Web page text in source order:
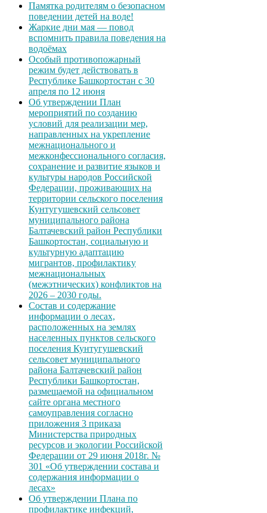
Памятка родителям о безопасном
поведении детей на воде!
Жаркие дни мая — повод
вспомнить правила поведения на
водоёмах
Особый противопожарный
режим будет действовать в
Республике Башкортостан с 30
апреля по 12 июня
Об утверждении План
мероприятий по созданию
условий для реализации мер,
направленных на укрепление
межнационального и
межконфессионального согласия,
сохранение и развитие языков и
культуры народов Российской
Федерации, проживающих на
территории сельского поселения
Кунтугушевский сельсовет
муниципального района
Балтачевский район Республики
Башкортостан, социальную и
культурную адаптацию
мигрантов, профилактику
межнациональных
(межэтнических) конфликтов на
2026 – 2030 годы.
Состав и содержание
информации о лесах,
расположенных на землях
населенных пунктов сельского
поселения Кунтугушевский
сельсовет муниципального
района Балтачевский район
Республики Башкортостан,
размещаемой на официальном
сайте органа местного
самоуправления согласно
приложения 3 приказа
Министерства природных
ресурсов и экологии Российской
Федерации от 29 июня 2018г. №
301 «Об утверждении состава и
содержания информации о
лесах»
Об утверждении Плана по
профилактике инфекций,